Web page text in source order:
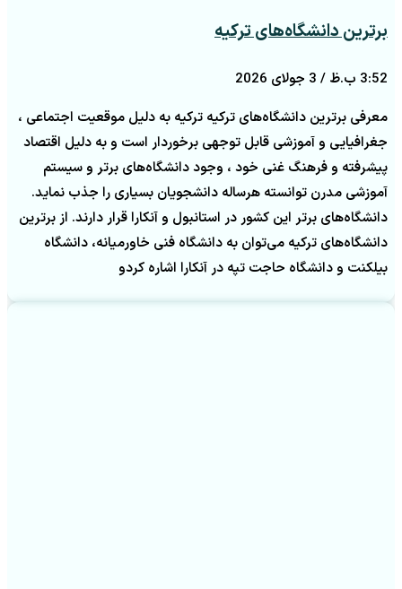
برترین دانشگاه‌های ترکیه
3:52 ب.ظ
معرفی برترین دانشگاه‌های ترکیه ترکیه به دلیل موقعیت اجتماعی ،
جغرافیایی و آموزشی قابل توجهی برخوردار است و به دلیل اقتصاد
پیشرفته و فرهنگ غنی خود ، وجود دانشگاه‌های برتر و سیستم
آموزشی مدرن توانسته هرساله دانشجویان بسیاری را جذب نماید.
دانشگاه‌های برتر این کشور در استانبول و آنکارا قرار دارند. از برترین
دانشگاه‌های ترکیه می‌توان به دانشگاه فنی خاورمیانه، دانشگاه
بیلکنت و دانشگاه حاجت تپه در آنکارا اشاره کردو